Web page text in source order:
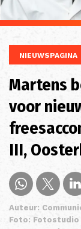
NIEUWSPAGINA
Martens
voor
III,
Auteur:
Foto: Fotostudio